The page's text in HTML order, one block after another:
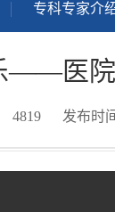
专科专家介
——医
4819 发布时